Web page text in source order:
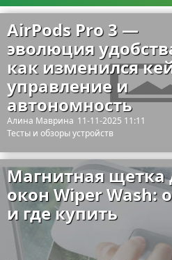
AirPods Pro 3 —
эволюция
как изменился
управление и
автономность
Алина Маврина 11-11-2025 11:11
Тесты и обзоры устройств
Магнитная щетка
окон Wiper Wash:
и где купить